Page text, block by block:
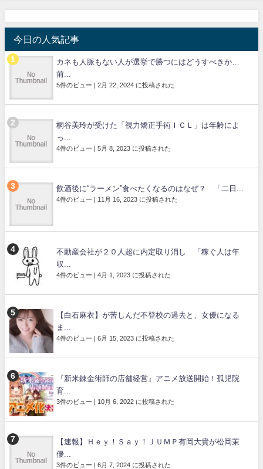
今日の人気記事
カネも人脈もない人が選挙で勝つにはどうすべきか…
前...
5件のビュー 2月 22, 2024 に投稿された
桐谷美玲が受けた「視力矯正手術ＩＣＬ」は年齢によ
っ...
4件のビュー 5月 8, 2023 に投稿された
飲酒後に“ラーメン”食べたくなるのはなぜ？ 「二日...
4件のビュー 11月 16, 2023 に投稿された
不動産会社が２０人超に内定取り消し 「稼ぐ人は年
収...
4件のビュー 4月 1, 2023 に投稿された
【白石麻衣】が苦しんだ不登校の過去と、女優になる
ま...
4件のビュー 6月 15, 2023 に投稿された
『新米錬金術師の店舗経営』アニメ放送開始！孤児院
育...
3件のビュー 10月 6, 2022 に投稿された
【速報】Ｈｅｙ！Ｓａｙ！ＪＵＭＰ有岡大貴が松岡茉
優...
3件のビュー 6月 7, 2024 に投稿された